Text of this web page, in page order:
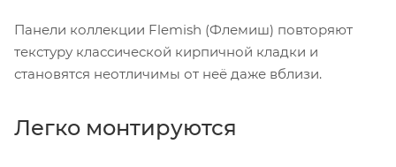
Панели коллекции Flemish (Флемиш) повторяют
текстуру классической кирпичной кладки и
становятся неотличимы от неё даже вблизи.
Легко монтируются